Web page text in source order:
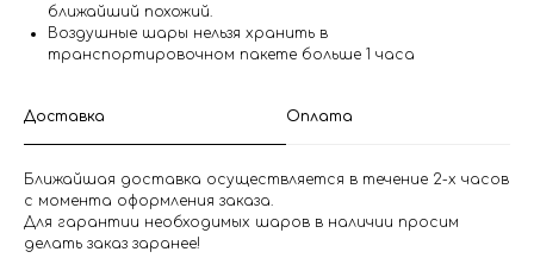
ближайший похожий.
Воздушные шары нельзя хранить в
транспортировочном пакете больше 1 часа
Доставка Оплата
Ближайшая доставка осуществляется в течение 2-х часов
с момента оформления заказа.
Для гарантии необходимых шаров в наличии просим
делать заказ заранее!